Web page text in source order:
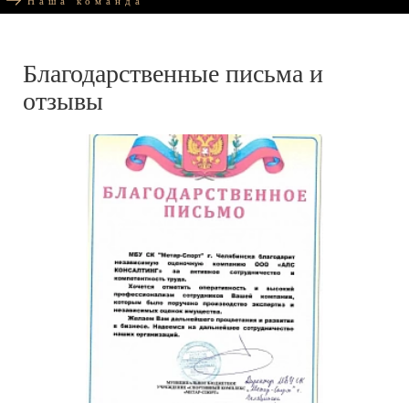
Благодарственные письма и
отзывы